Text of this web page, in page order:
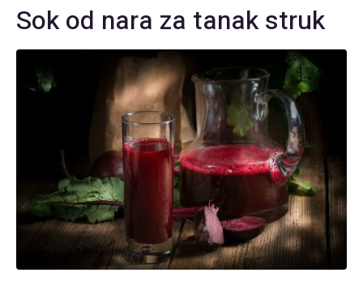
Sok od nara za tanak struk